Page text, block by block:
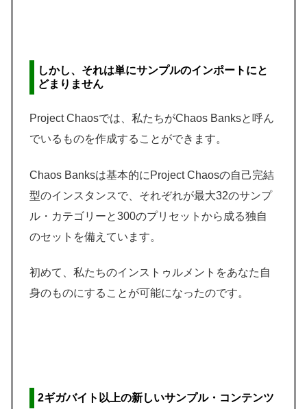
しかし、それは単にサンプルのインポートにと
どまりません
Project Chaosでは、私たちがChaos Banksと呼ん
でいるものを作成することができます。
Chaos Banksは基本的にProject Chaosの自己完結
型のインスタンスで、それぞれが最大32のサンプ
ル・カテゴリーと300のプリセットから成る独自
のセットを備えています。
初めて、私たちのインストゥルメントをあなた自
身のものにすることが可能になったのです。
2ギガバイト以上の新しいサンプル・コンテンツ